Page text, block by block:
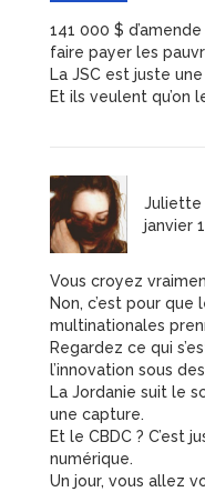
141 000 $
faire payer les
La JSC est juste
Et ils veulent qu’on
Juliette
janvier
Vous croyez
Non, c’est pour
multinationales
Regardez ce qui
l’innovation sous
La Jordanie suit le
une capture.
Et le CBDC ? C’est
numérique.
Un jour, vous allez